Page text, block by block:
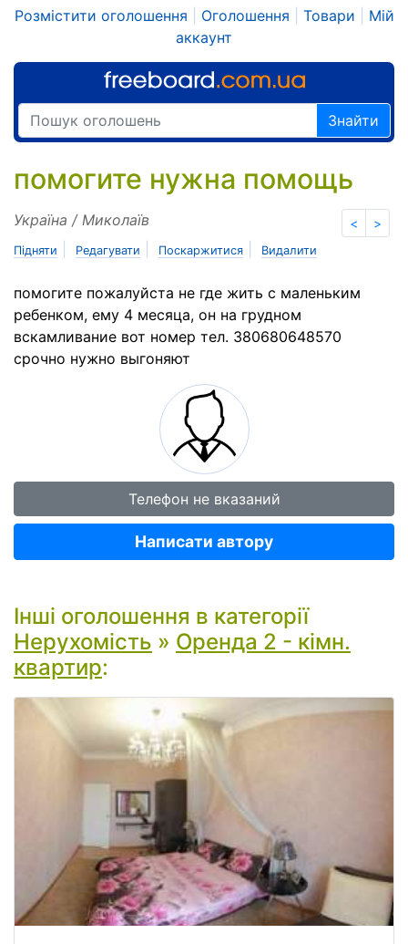
Розмістити оголошення Оголошення Товари
Мій
аккаунт
Знайти
помогите нужна помощь
< >
Україна / Миколаїв
Підняти Редагувати Поскаржитися Видалити
помогите пожалуйста не где жить с маленьким
ребенком, ему 4 месяца, он на грудном
вскамливание вот номер тел. 380680648570
срочно нужно выгоняют
Телефон не вказаний
Написати автору
Інші оголошення в категорії
Нерухомість » Оренда 2 - кімн.
квартир: